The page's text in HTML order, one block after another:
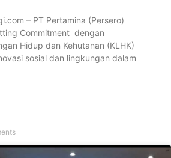
– PT Pertamina (Persero)
Commitment dengan
Hidup dan Kehutanan (KLHK)
sosial dan lingkungan dalam